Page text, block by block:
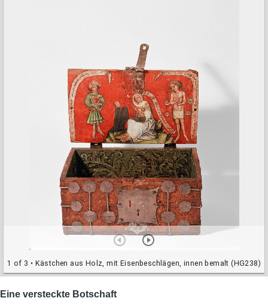
1 of 3 • Kästchen aus Holz, mit Eisenbeschlägen, innen bemalt (HG238)
Eine versteckte Botschaft